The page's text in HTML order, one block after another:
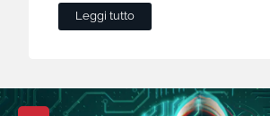
Leggi tutto